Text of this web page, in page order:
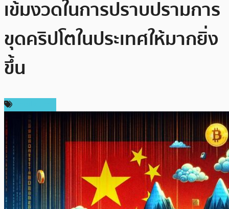
เข้มงวดในการปราบปรามการ
ขุดคริปโตในประเทศให้มากยิ่ง
ขึ้น